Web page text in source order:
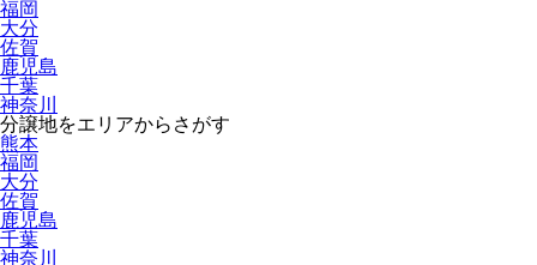
福岡
大分
佐賀
鹿児島
千葉
神奈川
分譲地をエリアからさがす
熊本
福岡
大分
佐賀
鹿児島
千葉
神奈川